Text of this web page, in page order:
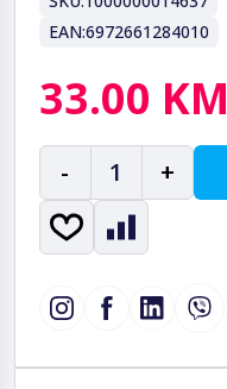
EAN:6972661284010
33.00 KM
- 1 +